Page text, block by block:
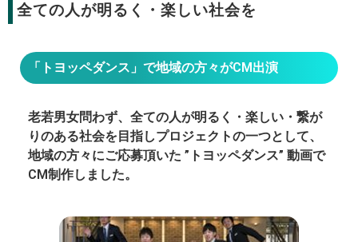
全ての人が明るく・楽しい社会を
「トヨッペダンス」で地域の方々がCM出演
老若男女問わず、全ての人が明るく・楽しい・繋が
りのある社会を目指しプロジェクトの一つとして、
地域の方々にご応募頂いた ”トヨッペダンス” 動画で
CM制作しました。